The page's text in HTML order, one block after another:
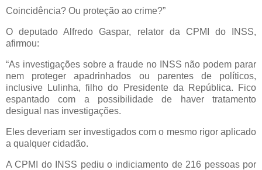
Coincidência? Ou proteção ao crime?”
O deputado Alfredo Gaspar, relator da CPMI do INSS,
afirmou:
“As investigações sobre a fraude no INSS não podem parar
nem proteger apadrinhados ou parentes de políticos,
inclusive Lulinha, filho do Presidente da República. Fico
espantado com a possibilidade de haver tratamento
desigual nas investigações.
Eles deveriam ser investigados com o mesmo rigor aplicado
a qualquer cidadão.
A CPMI do INSS pediu o indiciamento de 216 pessoas por